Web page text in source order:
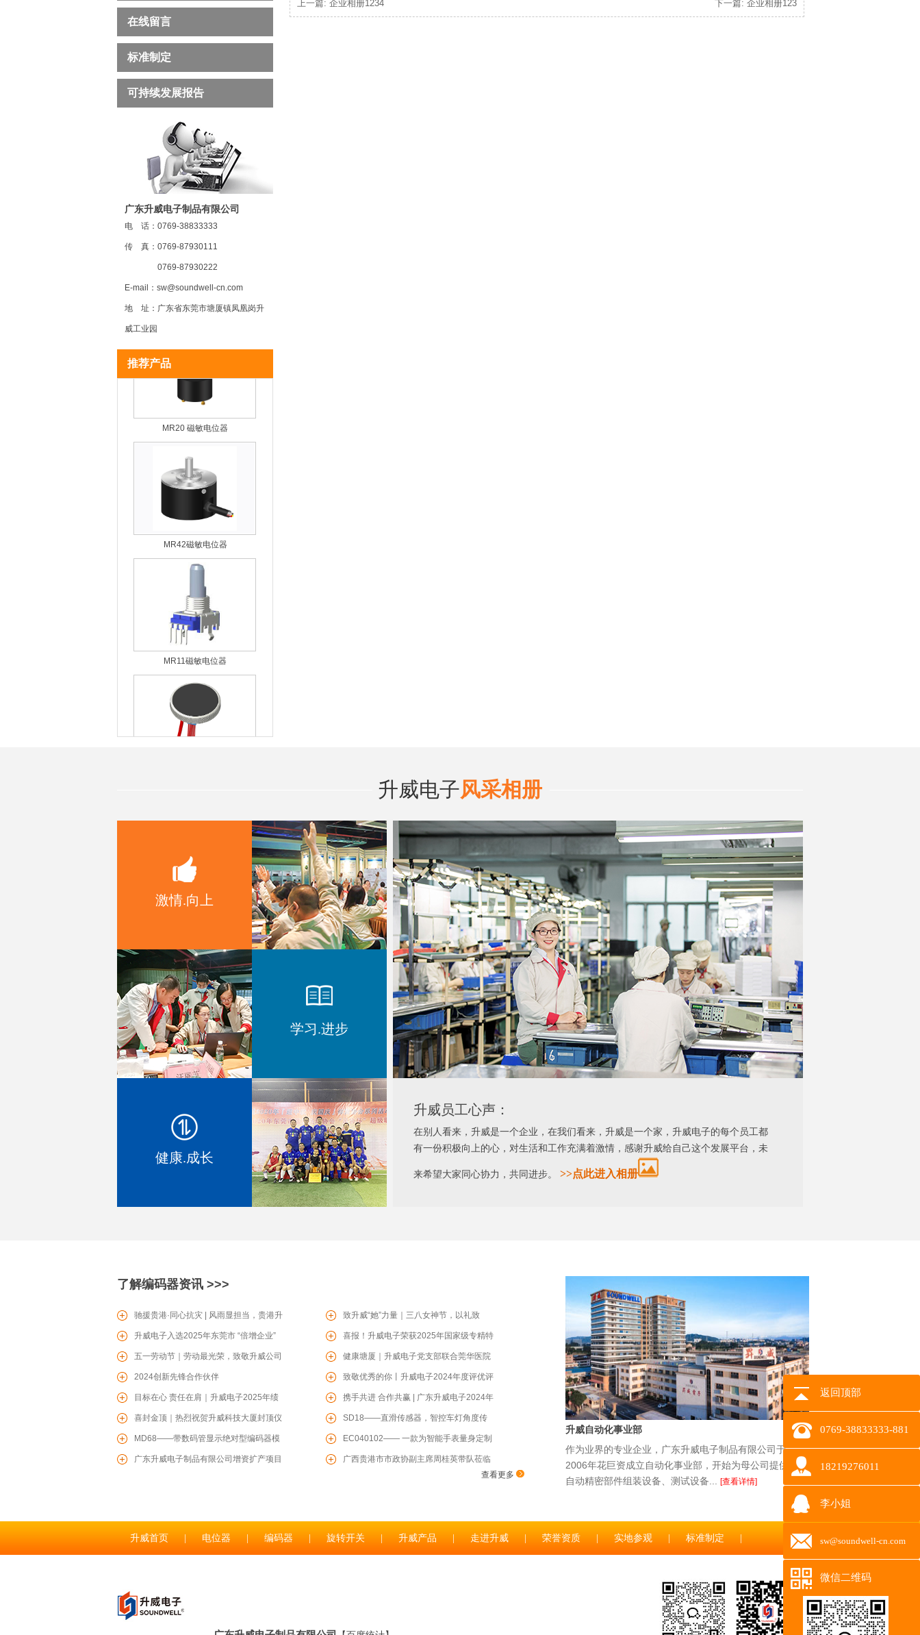
在线留言
标准制定
可持续发展报告
广东升威电子制品有限公司
电 话：0769-38833333
传 真：0769-87930111
0769-87930222
E-mail：sw@soundwell-cn.com
地 址：广东省东莞市塘厦镇凤凰岗升
威工业园
推荐产品
MR11磁敏电位器
MD54一种带数码管显示的编码器
模组
MD52带OLED显示旋钮模组
TS06轻触开关
上一篇: 企业相册1234 下一篇: 企业相册123
升威电子风采相册
激情.向上
学习.进步
健康.成长
升威员工心声：
在别人看来，升威是一个企业，在我们看来，升威是一个家，升威电子的每个员工都
有一份积极向上的心，对生活和工作充满着激情，感谢升威给自己这个发展平台，未
来希望大家同心协力，共同进步。 >>点此进入相册
了解编码器资讯 >>>
驰援贵港·同心抗灾 | 风雨显担当，贵港升
威爱心驰援贵港防汛一线
致升威“她”力量｜三八女神节，以礼致
暖，共赴芳华
升威电子入选2025年东莞市 “倍增企业”
名单
喜报！升威电子荣获2025年国家级专精特
新“小巨人”企业
五一劳动节｜劳动最光荣，致敬升威公司
每一位辛勤的劳动者！
健康塘厦｜升威电子党支部联合莞华医院
党支部开展“两企三新”党建联学共建、健
康联盟活动
2024创新先锋合作伙伴 致敬优秀的你丨升威电子2024年度评优评
先表彰大会圆满举行
目标在心 责任在肩｜升威电子2025年绩
效目标责任书签约仪式圆满召开
携手共进 合作共赢 | 广东升威电子2024年
度供应商赋能培训会圆满成功
喜封金顶｜热烈祝贺升威科技大厦封顶仪
式圆满举行
SD18——直滑传感器，智控车灯角度传
感器，为您保驾护航
MD68——带数码管显示绝对型编码器模
组
EC040102—— 一款为智能手表量身定制
的增量型编码器
广东升威电子制品有限公司增资扩产项目 广西贵港市市政协副主席周桂英带队莅临
查看更多
升威自动化事业部
作为业界的专业企业，广东升威电子制品有限公司于
2006年花巨资成立自动化事业部，开始为母公司提供全
自动精密部件组装设备、测试设备...
[查看详情]
返回顶部
0769-38833333-881
18219276011
李小姐
sw@soundwell-cn.com
微信二维码
升威首页 电位器 编码器 旋转开关 升威产品 走进升威 荣誉资质 实地参观 标准制定